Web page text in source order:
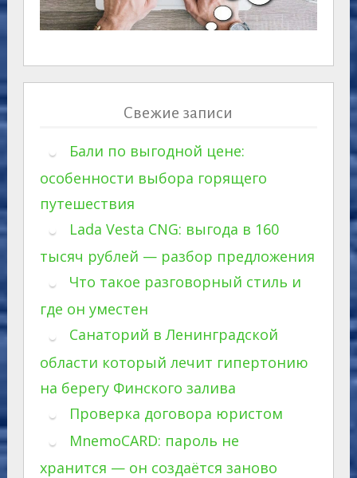
Свежие записи
Бали по выгодной цене:
особенности выбора горящего
путешествия
Lada Vesta CNG: выгода в 160
тысяч рублей — разбор предложения
Что такое разговорный стиль и
где он уместен
Санаторий в Ленинградской
области который лечит гипертонию
на берегу Финского залива
Проверка договора юристом
MnemoCARD: пароль не
хранится — он создаётся заново